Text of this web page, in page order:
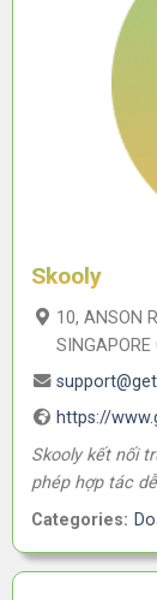
Skooly
10, ANSON
https://
Skooly kết nối
phép hợp tác
Categories: